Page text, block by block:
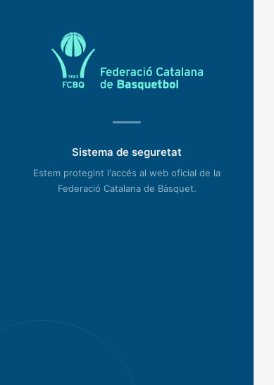
Sistema de seguretat
Estem protegint l'accés al web oficial de la
Federació Catalana de Bàsquet.